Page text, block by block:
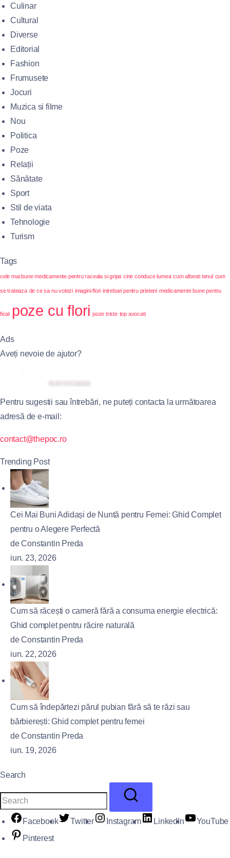
Culinar
Cultural
Diverse
Editorial
Fashion
Frumusete
Jocuri
Muzica si filme
Nou
Politica
Poze
Relații
Sănătate
Sport
Stil de viata
Tehnologie
Turism
Tags
cele mai bune medicamente pentru raceala si gripa cine conduce lumea cum albesti tenul cum
se trateaza de ce sa nu votezi imagini flori intrebari pentru prieteni medicamente bune pentru
ficat poze cu flori poze triste top avocati
Ads
Aveți nevoie de ajutor?
Pentru sugestii sau întrebări, ne puteți contacta la următoarea
adresă de e-mail:
contact@thepoc.ro
Trending Post
Cei Mai Buni Adidași de Nuntă pentru Femei: Ghid Complet
pentru o Alegere Perfectă
de Constantin Preda
iun. 23, 2026
Cum să răcești o cameră fără a consuma energie electrică:
Ghid complet pentru răcire naturală
de Constantin Preda
iun. 22, 2026
Cum să îndepărtezi părul pubian fără să te răzi sau
bărbierești: Ghid complet pentru femei
de Constantin Preda
iun. 19, 2026
Search
Facebook Twitter Instagram LinkedIn
YouTube
Pinterest